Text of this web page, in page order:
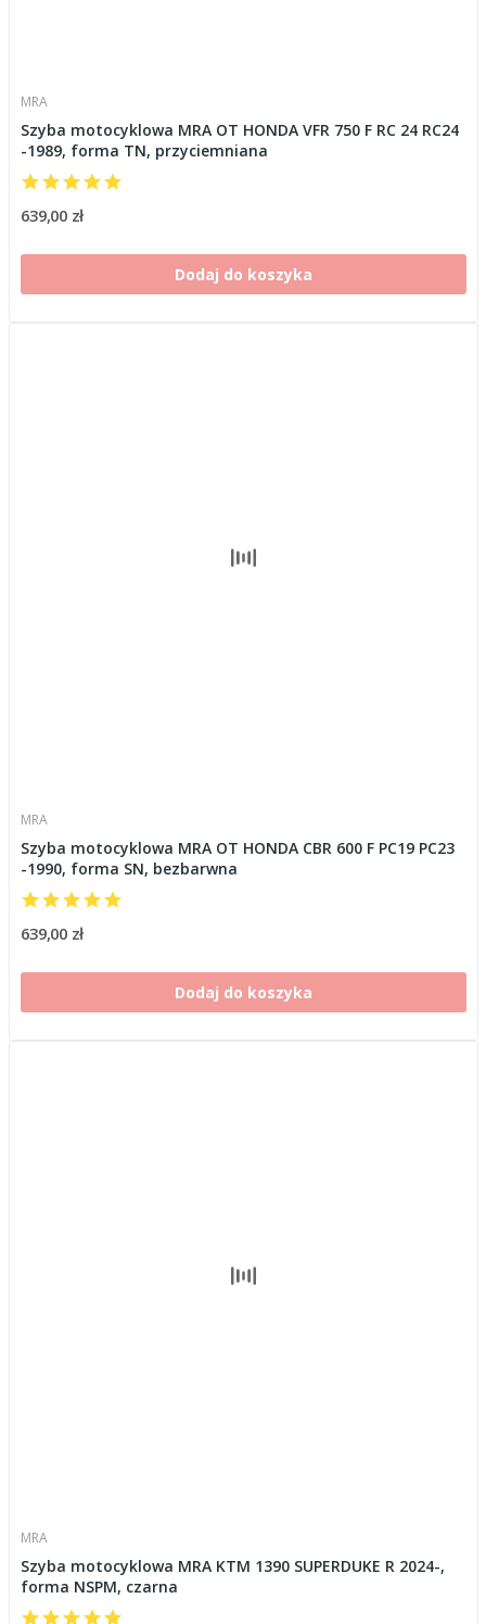
MRA
Szyba motocyklowa MRA OT HONDA VFR 750 F RC 24 RC24
-1989, forma TN, przyciemniana
639,00 zł
Dodaj do koszyka
MRA
Szyba motocyklowa MRA OT HONDA CBR 600 F PC19 PC23
-1990, forma SN, bezbarwna
639,00 zł
Dodaj do koszyka
MRA
Szyba motocyklowa MRA KTM 1390 SUPERDUKE R 2024-,
forma NSPM, czarna